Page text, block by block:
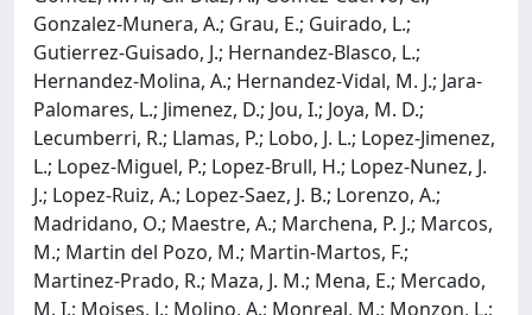
Gonzalez-Munera, A.; Grau, E.; Guirado, L.;
Gutierrez-Guisado, J.; Hernandez-Blasco, L.;
Hernandez-Molina, A.; Hernandez-Vidal, M. J.; Jara-
Palomares, L.; Jimenez, D.; Jou, I.; Joya, M. D.;
Lecumberri, R.; Llamas, P.; Lobo, J. L.; Lopez-Jimenez,
L.; Lopez-Miguel, P.; Lopez-Brull, H.; Lopez-Nunez, J.
J.; Lopez-Ruiz, A.; Lopez-Saez, J. B.; Lorenzo, A.;
Madridano, O.; Maestre, A.; Marchena, P. J.; Marcos,
M.; Martin del Pozo, M.; Martin-Martos, F.;
Martinez-Prado, R.; Maza, J. M.; Mena, E.; Mercado,
M. I.; Moises, J.; Molino, A.; Monreal, M.; Monzon, L.;